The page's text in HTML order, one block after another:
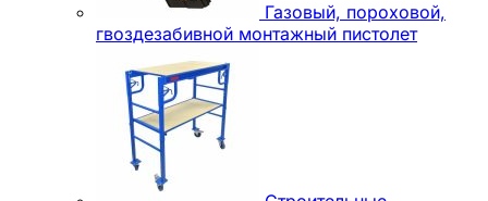
Газовый, пороховой,
гвоздезабивной монтажный пистолет